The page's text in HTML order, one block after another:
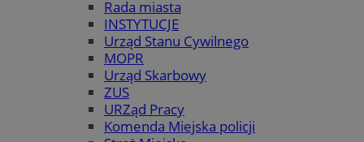
Rada miasta
INSTYTUCJE
Urząd Stanu Cywilnego
MOPR
Urząd Skarbowy
ZUS
URZąd Pracy
Komenda Miejska policji